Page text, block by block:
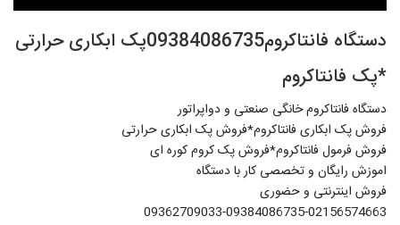
دستگاه فانتاکروم09384086735پک ابکاری حرارتی
*پک فانتاکروم
دستگاه فانتاکروم خانگی صنعتی و دواپراتور
فروش پک ابکاری فانتاکروم*فروش پک ابکاری حرارتی
فروش فرمول فانتاکروم*فروش پک کروم کوره ای
اموزش رایگان و تخصصی کار با دستگاه
فروش اینترنتی و حضوری
09362709033-09384086735-02156574663